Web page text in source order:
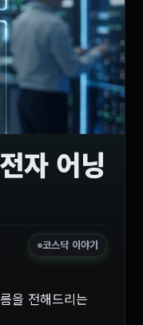
자 어닝
코스닥 이야기
을 전해드리는